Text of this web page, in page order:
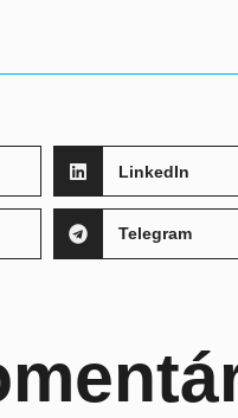
LinkedIn
Telegram